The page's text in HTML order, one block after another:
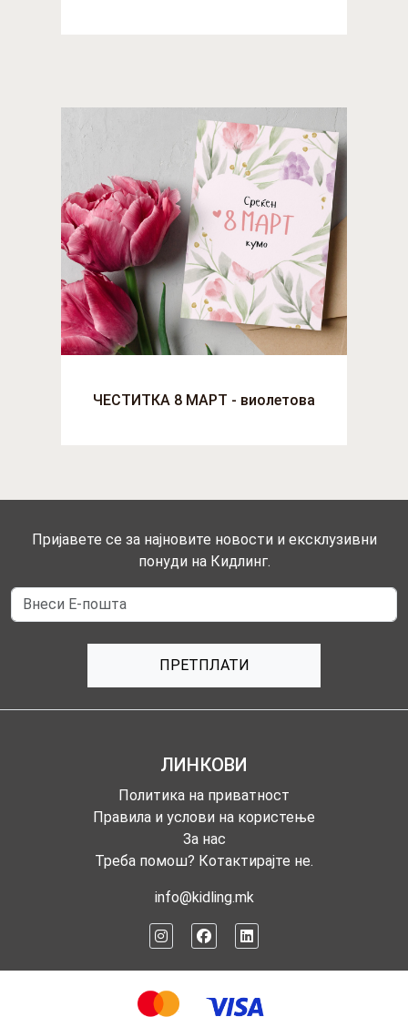
ЧЕСТИТКА 8 МАРТ - виолетова
Пријавете се за најновите новости и ексклузивни
понуди на Кидлинг.
ПРЕТПЛАТИ
ЛИНКОВИ
Политика на приватност
Правила и услови на користење
За нас
Треба помош? Котактирајте не.
info@kidling.mk